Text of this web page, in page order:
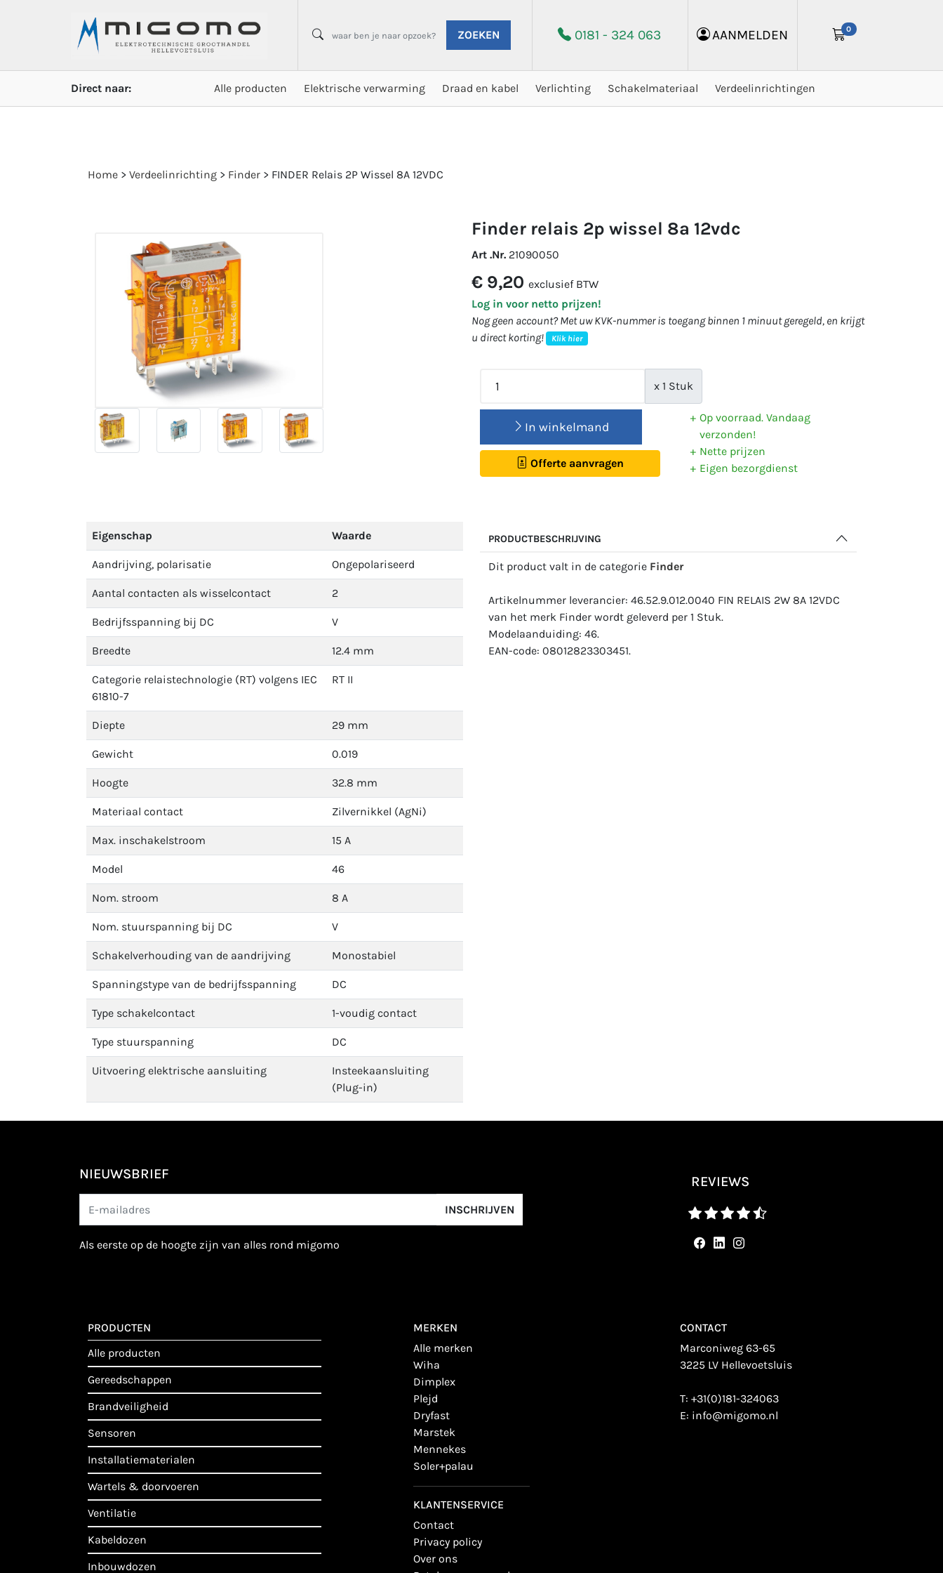
ZOEKEN 0181 - 324 063 AANMELDEN 0
Direct naar: Alle producten Elektrische verwarming Draad en kabel Verlichting Schakelmateriaal Verdeelinrichtingen
Home > Verdeelinrichting > Finder > FINDER Relais 2P Wissel 8A 12VDC
finder relais 2p wissel 8a 12vdc
Art .Nr. 21090050
€ 9,20 exclusief BTW
Log in voor netto prijzen!
Nog geen account? Met uw KVK-nummer is toegang binnen 1 minuut geregeld, en krijgt
u direct korting!
Klik hier
x 1 Stuk
In winkelmand
Offerte aanvragen
Op voorraad. Vandaag
verzonden!
Nette prijzen
Eigen bezorgdienst
Eigenschap Waarde
Aandrijving, polarisatie Ongepolariseerd
Aantal contacten als wisselcontact 2
Bedrijfsspanning bij DC V
Breedte 12.4 mm
Categorie relaistechnologie (RT) volgens IEC
61810-7
RT II
Diepte 29 mm
Gewicht 0.019
Hoogte 32.8 mm
Materiaal contact Zilvernikkel (AgNi)
Max. inschakelstroom 15 A
Model 46
Nom. stroom 8 A
Nom. stuurspanning bij DC V
Schakelverhouding van de aandrijving Monostabiel
Spanningstype van de bedrijfsspanning DC
Type schakelcontact 1-voudig contact
Type stuurspanning DC
Uitvoering elektrische aansluiting
Insteekaansluiting
(Plug-in)
PRODUCTBESCHRIJVING
Dit product valt in de categorie Finder
Artikelnummer leverancier: 46.52.9.012.0040 FIN RELAIS 2W 8A 12VDC
van het merk Finder wordt geleverd per 1 Stuk.
Modelaanduiding: 46.
EAN-code: 08012823303451.
NIEUWSBRIEF
INSCHRIJVEN
als eerste op de hoogte zijn van alles rond migomo
REVIEWS
PRODUCTEN
alle producten
gereedschappen
brandveiligheid
sensoren
installatiematerialen
wartels & doorvoeren
ventilatie
kabeldozen
inbouwdozen
MERKEN
alle merken
wiha
dimplex
plejd
dryfast
marstek
mennekes
soler+palau
KLANTENSERVICE
contact
privacy policy
over ons
CONTACT
Marconiweg 63-65
3225 LV Hellevoetsluis
T:+31(0)181-324063
E: info@migomo.nl